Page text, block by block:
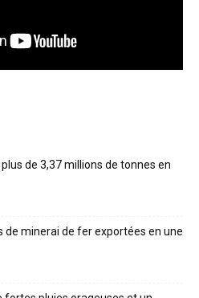
de 3,37 millions de tonnes en
de minerai de fer exportées en une